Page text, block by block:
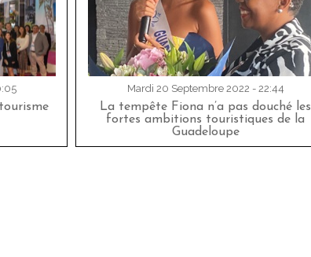
Mardi 20 Septembre 2022 - 22:44
La tempête Fiona n’a pas douché les
fortes ambitions touristiques de la
Guadeloupe